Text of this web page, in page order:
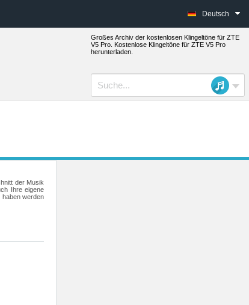
Deutsch
Großes Archiv der kostenlosen Klingeltöne für ZTE
V5 Pro. Kostenlose Klingeltöne für ZTE V5 Pro
herunterladen.
der Musik
Ihre eigene
haben werden